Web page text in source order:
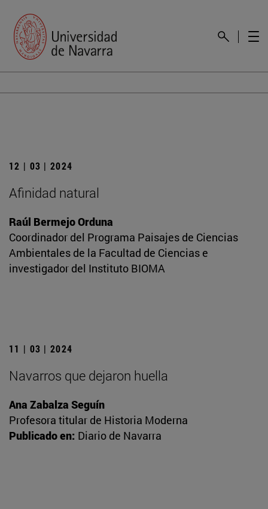
12 | 03 | 2024
Afinidad natural
Raúl Bermejo Orduna
Coordinador del Programa Paisajes de Ciencias
Ambientales de la Facultad de Ciencias e
investigador del Instituto BIOMA
11 | 03 | 2024
Navarros que dejaron huella
Ana Zabalza Seguín
Profesora titular de Historia Moderna
Publicado en: Diario de Navarra